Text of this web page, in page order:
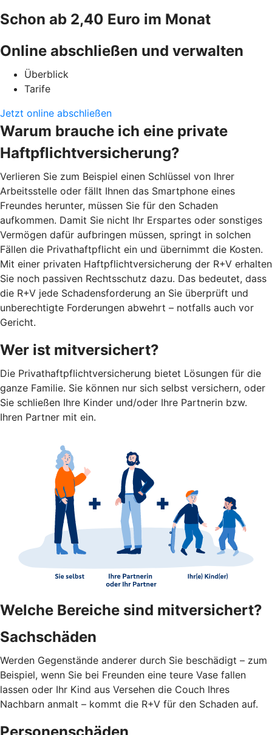
Schon ab 2,40 Euro im Monat
Online abschließen und verwalten
Überblick
Tarife
Jetzt online abschließen
Warum brauche ich eine private
Haftpflichtversicherung?
Verlieren Sie zum Beispiel einen Schlüssel von Ihrer
Arbeitsstelle oder fällt Ihnen das Smartphone eines
Freundes herunter, müssen Sie für den Schaden
aufkommen. Damit Sie nicht Ihr Erspartes oder sonstiges
Vermögen dafür aufbringen müssen, springt in solchen
Fällen die Privathaftpflicht ein und übernimmt die Kosten.
Mit einer privaten Haftpflichtversicherung der R+V erhalten
Sie noch passiven Rechtsschutz dazu. Das bedeutet, dass
die R+V jede Schadensforderung an Sie überprüft und
unberechtigte Forderungen abwehrt – notfalls auch vor
Gericht.
Wer ist mitversichert?
Die Privathaftpflichtversicherung bietet Lösungen für die
ganze Familie. Sie können nur sich selbst versichern, oder
Sie schließen Ihre Kinder und/oder Ihre Partnerin bzw.
Ihren Partner mit ein.
Welche Bereiche sind mitversichert?
Sachschäden
Werden Gegenstände anderer durch Sie beschädigt – zum
Beispiel, wenn Sie bei Freunden eine teure Vase fallen
lassen oder Ihr Kind aus Versehen die Couch Ihres
Nachbarn anmalt – kommt die R+V für den Schaden auf.
Personenschäden